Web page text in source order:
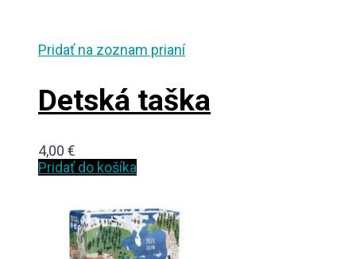
Pridať na zoznam prianí
Detská taška
4,00 €
Pridať do košíka